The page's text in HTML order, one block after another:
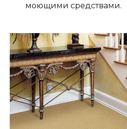
моющими средствами.